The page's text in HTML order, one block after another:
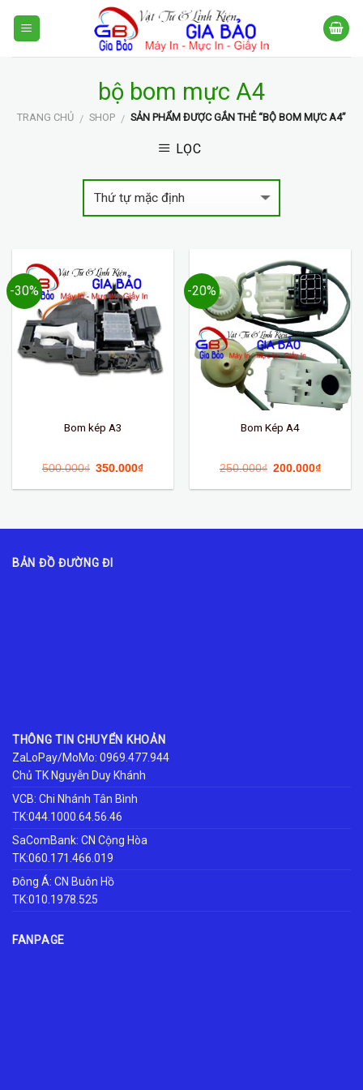
bộ bom mực A4
TRANG CHỦ / SHOP / SẢN PHẨM ĐƯỢC GẮN THẺ “BỘ BOM MỰC A4”
LỌC
-30%
Bom kép A3
500.000₫ 350.000₫
-20%
Bom Kép A4
250.000₫ 200.000₫
BẢN ĐỒ ĐƯỜNG ĐI
THÔNG TIN CHUYỂN KHOẢN
ZaLoPay/MoMo: 0969.477.944
Chủ TK Nguyễn Duy Khánh
VCB: Chi Nhánh Tân Bình
TK:044.1000.64.56.46
SaComBank: CN Cộng Hòa
TK:060.171.466.019
Đông Á: CN Buôn Hồ
TK:010.1978.525
FANPAGE